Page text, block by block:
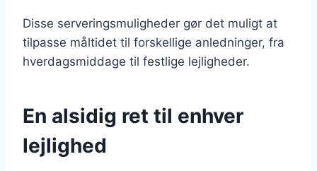
Disse serveringsmuligheder gør det muligt at
tilpasse måltidet til forskellige anledninger, fra
hverdagsmiddage til festlige lejligheder.
En alsidig ret til enhver
lejlighed